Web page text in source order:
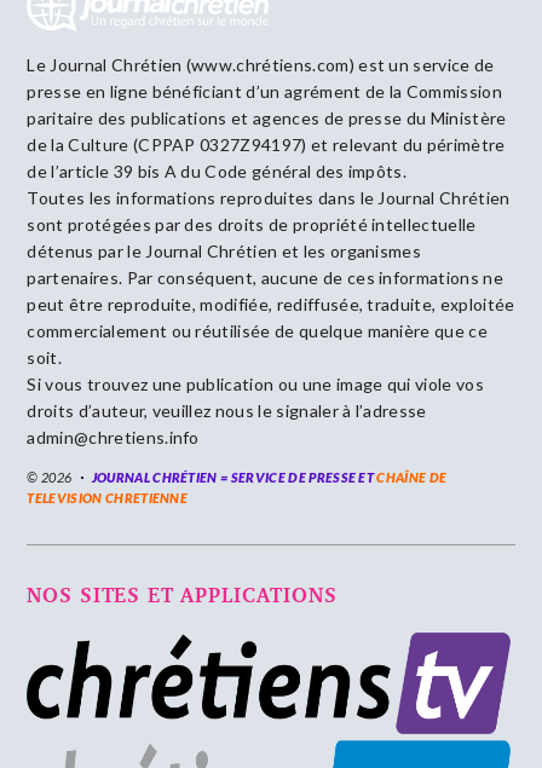
Le Journal Chrétien (www.chrétiens.com) est un service de
presse en ligne bénéficiant d’un agrément de la Commission
paritaire des publications et agences de presse du Ministère
de la Culture (CPPAP 0327Z94197) et relevant du périmètre
de l’article 39 bis A du Code général des impôts.
Toutes les informations reproduites dans le Journal Chrétien
sont protégées par des droits de propriété intellectuelle
détenus par le Journal Chrétien et les organismes
partenaires. Par conséquent, aucune de ces informations ne
peut être reproduite, modifiée, rediffusée, traduite, exploitée
commercialement ou réutilisée de quelque manière que ce
soit.
Si vous trouvez une publication ou une image qui viole vos
droits d’auteur, veuillez nous le signaler à l’adresse
admin@chretiens.info
© 2026 JOURNAL CHRÉTIEN = SERVICE DE PRESSE ETCHAÎNE DE
TELEVISION CHRETIENNE
NOS SITES ET APPLICATIONS